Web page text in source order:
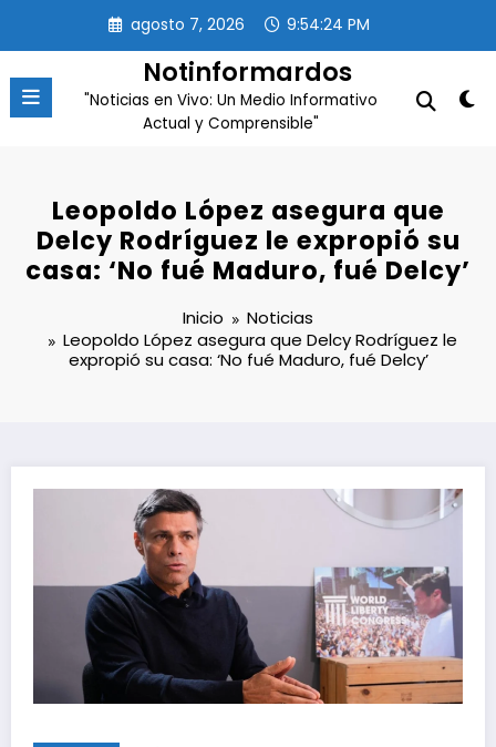
contenido
agosto 7, 2026 9:54:25 PM
Notinformardos
"Noticias en Vivo: Un Medio Informativo
Actual y Comprensible"
Leopoldo López asegura que
Delcy Rodríguez le expropió su
casa: ‘No fué Maduro, fué Delcy’
Inicio
Noticias
Leopoldo López asegura que Delcy Rodríguez le
expropió su casa: ‘No fué Maduro, fué Delcy’